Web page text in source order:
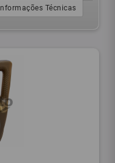
Informações Técnicas